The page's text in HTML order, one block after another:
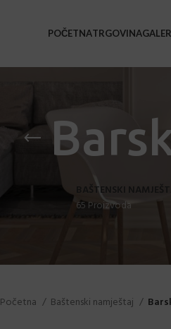
POČETNATRGOVINA
BAŠTENSKI
65 Proizvoda
Početna Baštenski namještaj